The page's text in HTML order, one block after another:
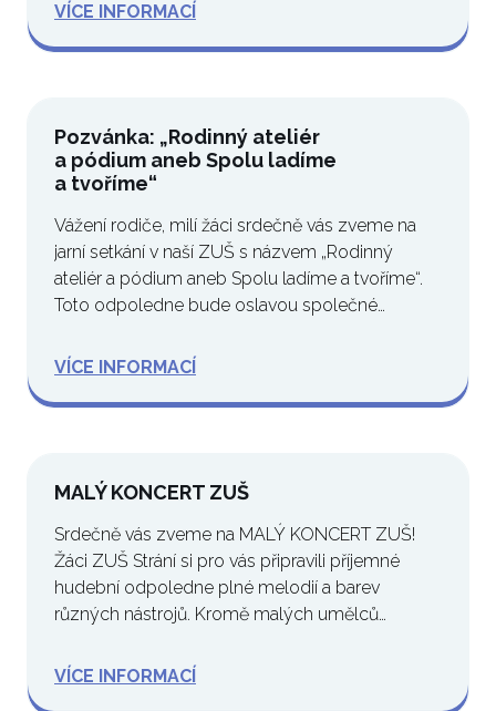
VÍCE INFORMACÍ
Pozvánka: „Rodinný ateliér
a pódium aneb Spolu ladíme
a tvoříme“
Vážení rodiče, milí žáci srdečně vás zveme na
jarní setkání v naší ZUŠ s názvem „Rodinný
ateliér a pódium aneb Spolu ladíme a tvoříme“.
Toto odpoledne bude oslavou společné…
VÍCE INFORMACÍ
MALÝ KONCERT ZUŠ
Srdečně vás zveme na MALÝ KONCERT ZUŠ!
Žáci ZUŠ Strání si pro vás připravili příjemné
hudební odpoledne plné melodií a barev
různých nástrojů. Kromě malých umělců
VÍCE INFORMACÍ